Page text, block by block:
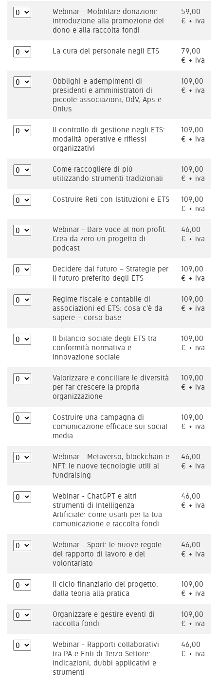
Webinar - Mobilitare donazioni:
introduzione alla promozione del
dono e alla raccolta fondi
59,00
€ + iva
La cura del personale negli ETS
79,00
€ + iva
Obblighi e adempimenti di
presidenti e amministratori di
piccole associazioni, OdV, Aps e
Onlus
109,00
€ + iva
Il controllo di gestione negli ETS:
modalità operative e riflessi
organizzativi
109,00
€ + iva
Come raccogliere di più
utilizzando strumenti tradizionali
109,00
€ + iva
Costruire Reti con Istituzioni e ETS
109,00
€ + iva
Webinar - Dare voce al non profit.
Crea da zero un progetto di
podcast
46,00
€ + iva
Decidere dal futuro – Strategie per
il futuro preferito degli ETS
109,00
€ + iva
Regime fiscale e contabile di
associazioni ed ETS: cosa c'è da
sapere – corso base
109,00
€ + iva
Il bilancio sociale degli ETS tra
conformità normativa e
innovazione sociale
109,00
€ + iva
Valorizzare e conciliare le diversità
per far crescere la propria
organizzazione
109,00
€ + iva
Costruire una campagna di
comunicazione efficace sui social
media
109,00
€ + iva
Webinar - Metaverso, blockchain e
NFT: le nuove tecnologie utili al
fundraising
46,00
€ + iva
Webinar - ChatGPT e altri
strumenti di Intelligenza
Artificiale: come usarli per la tua
comunicazione e raccolta fondi
46,00
€ + iva
Webinar - Sport: le nuove regole
del rapporto di lavoro e del
volontariato
46,00
€ + iva
Il ciclo finanziario del progetto:
dalla teoria alla pratica
109,00
€ + iva
Organizzare e gestire eventi di
raccolta fondi
109,00
€ + iva
Webinar - Rapporti collaborativi
tra PA e Enti di Terzo Settore:
indicazioni, dubbi applicativi e
strumenti
46,00
€ + iva